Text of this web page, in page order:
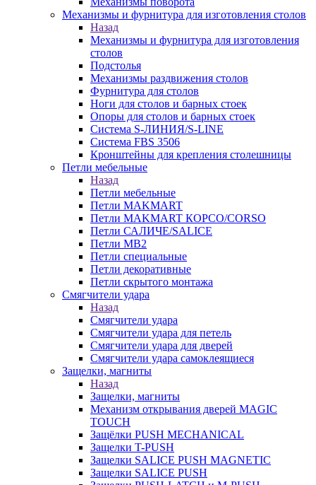
Механизмы и фурнитура для изготовления столов
Назад
Механизмы и фурнитура для изготовления
столов
Подстолья
Механизмы раздвижения столов
Фурнитура для столов
Ноги для столов и барных стоек
Опоры для столов и барных стоек
Система S-ЛИНИЯ/S-LINE
Система FBS 3506
Кронштейны для крепления столешницы
Петли мебельные
Назад
Петли мебельные
Петли MAKMART
Петли MAKMART КОРСО/CORSO
Петли САЛИЧЕ/SALICE
Петли MB2
Петли специальные
Петли декоративные
Петли скрытого монтажа
Смягчители удара
Назад
Смягчители удара
Смягчители удара для петель
Смягчители удара для дверей
Cмягчители удара самоклеящиеся
Защелки, магниты
Назад
Защелки, магниты
Механизм открывания дверей MAGIC
TOUCH
Защёлки PUSH MECHANICAL
Защелки T-PUSH
Защелки SALICE PUSH MAGNETIC
Защелки SALICE PUSH